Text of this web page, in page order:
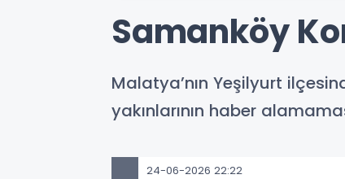
Samanköy
Malatya’nın Yeşilyurt
yakınlarının haber
24-06-2026 22:22